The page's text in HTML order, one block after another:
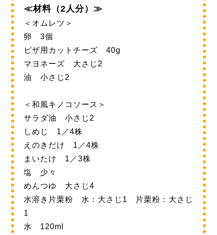
≪材料（2人分）≫
＜オムレツ＞
卵 3個
ピザ用カットチーズ 40g
マヨネーズ 大さじ2
油 小さじ2
＜和風キノコソース＞
サラダ油 小さじ2
しめじ 1／4株
えのきだけ 1／4株
まいたけ 1／3株
塩 少々
めんつゆ 大さじ4
水溶き片栗粉 水：大さじ1 片栗粉：大さじ
1
水 120ml